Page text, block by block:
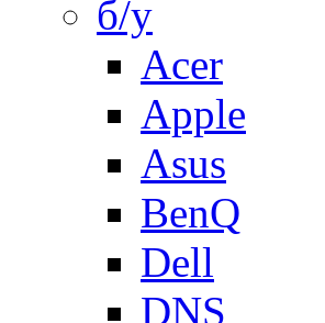
б/у
Acer
Apple
Asus
BenQ
Dell
DNS